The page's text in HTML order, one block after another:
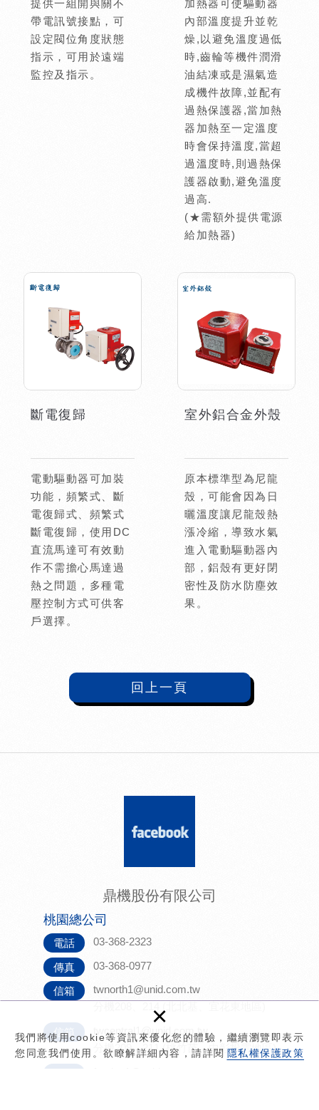
我們將使用cookie等資訊來優化您的體驗，繼續瀏覽即表示
您同意我們使用。欲瞭解詳細內容，請詳閱 隱私權保護政策
×
提供一組開與關不
帶電訊號接點，可
設定閥位角度狀態
指示，可用於遠端
監控及指示。
加熱器可使驅動器
內部溫度提升並乾
燥,以避免溫度過低
時,齒輪等機件潤滑
油結凍或是濕氣造
成機件故障,並配有
過熱保護器,當加熱
器加熱至一定溫度
時會保持溫度,當超
過溫度時,則過熱保
護器啟動,避免溫度
過高.
(★需額外提供電源
給加熱器)
斷電復歸
電動驅動器可加裝
功能，頻繁式、斷
電復歸式、頻繁式
斷電復歸，使用DC
直流馬達可有效動
作不需擔心馬達過
熱之問題，多種電
壓控制方式可供客
戶選擇。
室外鋁合金外殼
原本標準型為尼龍
殼，可能會因為日
曬溫度讓尼龍殼熱
漲冷縮，導致水氣
進入電動驅動器內
部，鋁殼有更好閉
密性及防水防塵效
果。
回上一頁
鼎機股份有限公司
桃園總公司
電話 03-368-2323
傳真 03-368-0977
信箱
twnorth1@unid.com.tw
信箱
twcentral1@unid.com.tw
分機209、211 (桃竹苗、中彰投雲地區)